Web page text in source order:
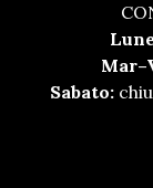
Sabato: